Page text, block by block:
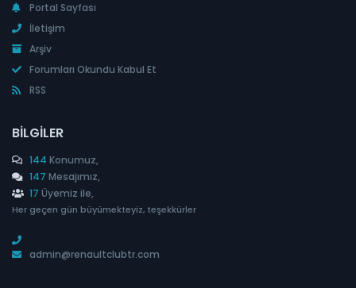
Portal Sayfası
İletişim
Arşiv
Forumları Okundu Kabul Et
RSS
BILGILER
144 Konumuz,
147 Mesajımız,
17 Üyemiz ile,
Her geçen gün büyümekteyiz, teşekkürler
admin@renaultclubtr.com